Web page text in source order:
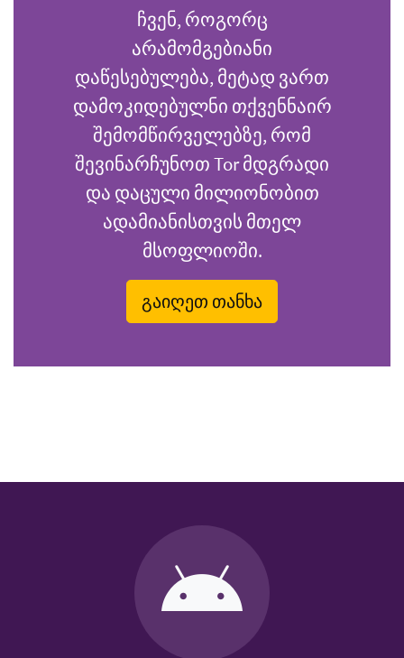
ჩვენ, როგორც
არამომგებიანი
დაწესებულება, მეტად ვართ
დამოკიდებულნი თქვენნაირ
შემომწირველებზე, რომ
შევინარჩუნოთ Tor მდგრადი
და დაცული მილიონობით
ადამიანისთვის მთელ
მსოფლიოში.
გაიღეთ თანხა